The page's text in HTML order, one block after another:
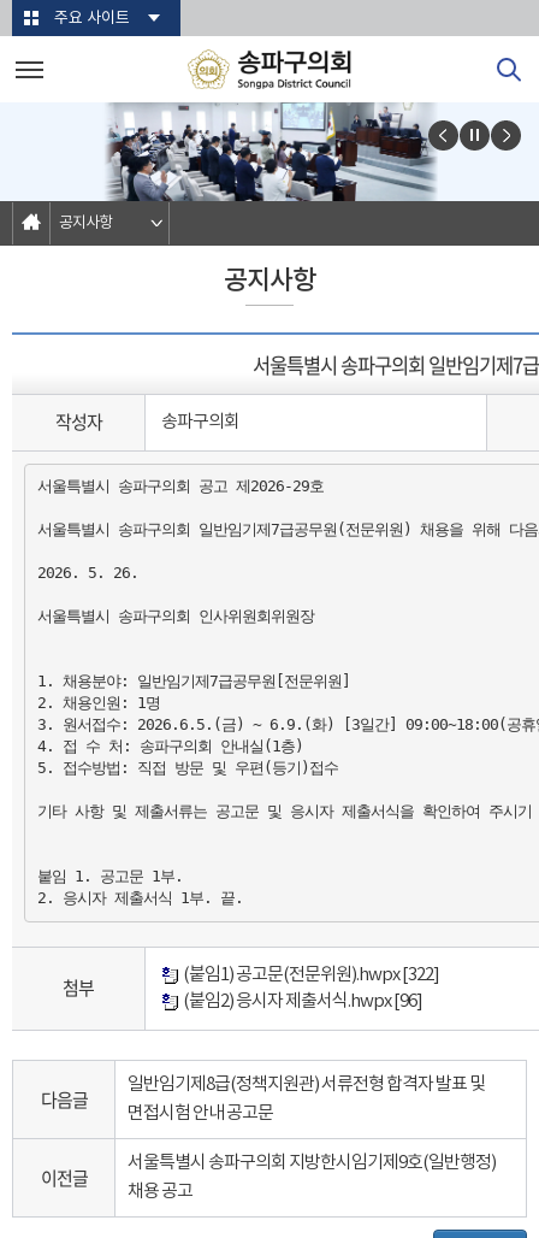
본문바로가기주요 사이트
공지사항
공지사항
서울특별시 송파구의회 일반임기제7
작성자 송파구의회
서울특별시 송파구의회 공고 제2026-29호
서울특별시 송파구의회 일반임기제7급공무원(전문위원) 채용을 위해
2026. 5. 26.
서울특별시 송파구의회 인사위원회위원장
1. 채용분야: 일반임기제7급공무원[전문위원]
2. 채용인원: 1명
3. 원서접수: 2026.6.5.(금) ~ 6.9.(화) [3일간] 09:00~18:00(공휴
4. 접 수 처: 송파구의회 안내실(1층)
5. 접수방법: 직접 방문 및 우편(등기)접수
기타 사항 및 제출서류는 공고문 및 응시자 제출서식을 확인하여 주시기
붙임 1. 공고문 1부.
2. 응시자 제출서식 1부. 끝.
첨부 (붙임1) 공고문(전문위원).hwpx [322]
(붙임2) 응시자 제출서식.hwpx [96]
다음글
일반임기제8급(정책지원관) 서류전형 합격자 발표 및
면접시험 안내 공고문
이전글
서울특별시 송파구의회 지방한시임기제9호(일반행정)
채용 공고